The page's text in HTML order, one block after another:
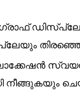
നീങ്ങുകയും